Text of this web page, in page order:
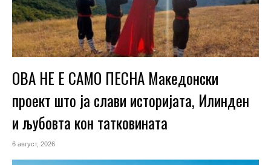
ОВА НЕ Е САМО ПЕСНА Македонски
проект што ја слави историјата, Илинден
и љубовта кон татковината
6 август, 2026